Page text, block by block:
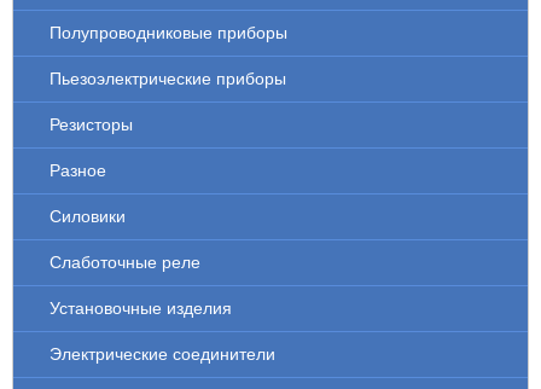
Полупроводниковые приборы
Пьезоэлектрические приборы
Резисторы
Разное
Силовики
Слаботочные реле
Установочные изделия
Электрические соединители